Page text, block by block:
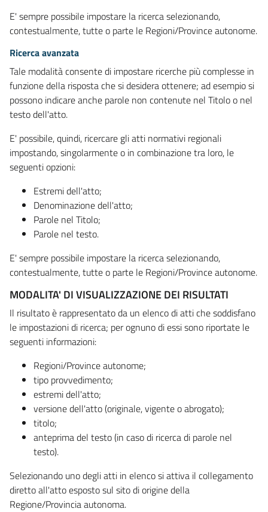
E' sempre possibile impostare la ricerca selezionando,
contestualmente, tutte o parte le Regioni/Province autonome.
Ricerca avanzata
Tale modalità consente di impostare ricerche più complesse in
funzione della risposta che si desidera ottenere; ad esempio si
possono indicare anche parole non contenute nel Titolo o nel
testo dell'atto.
E' possibile, quindi, ricercare gli atti normativi regionali
impostando, singolarmente o in combinazione tra loro, le
seguenti opzioni:
Estremi dell'atto;
Denominazione dell'atto;
Parole nel Titolo;
Parole nel testo.
E' sempre possibile impostare la ricerca selezionando,
contestualmente, tutte o parte le Regioni/Province autonome.
MODALITA' DI VISUALIZZAZIONE DEI RISULTATI
Il risultato è rappresentato da un elenco di atti che soddisfano
le impostazioni di ricerca; per ognuno di essi sono riportate le
seguenti informazioni:
Regioni/Province autonome;
tipo provvedimento;
estremi dell'atto;
versione dell'atto (originale, vigente o abrogato);
titolo;
anteprima del testo (in caso di ricerca di parole nel
testo).
Selezionando uno degli atti in elenco si attiva il collegamento
diretto all'atto esposto sul sito di origine della
Regione/Provincia autonoma.